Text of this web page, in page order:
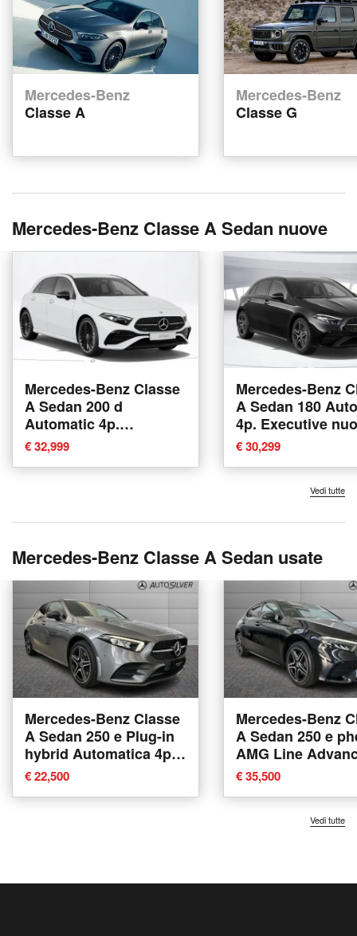
Mercedes-Benz
Classe A
Mercedes-Benz
Classe G
Mercedes-Benz Classe A Sedan nuove
Mercedes-Benz Classe
A Sedan 200 d
Automatic 4p.
Executive nuova a
Verona
€ 32,999
Mercedes-Benz
A Sedan 180
4p. Executive
Verona
€ 30,299
Vedi tutte
Mercedes-Benz Classe A Sedan usate
Mercedes-Benz Classe
A Sedan 250 e Plug-in
hybrid Automatica 4p.
Premium del 2020
usata a Verona
€ 22,500
Mercedes-Benz
A Sedan 250 e
AMG Line
Plus auto del
usata a Verona
€ 35,500
Vedi tutte